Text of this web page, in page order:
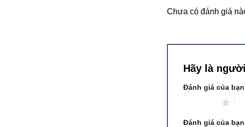
Chưa có đánh giá
Hãy là
Đánh giá của bạn
Đánh giá của bạn